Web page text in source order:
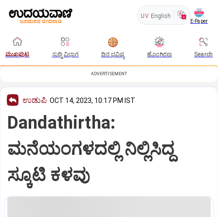
UV English
E-Paper
ಮುಖಪುಟ ಸುದ್ದಿ ವಿಭಾಗ ದಿನ ಭವಿಷ್ಯ ಹೊಂಗಿರಣ Search
ADVERTISEMENT
ಉಡುಪಿ OCT 14, 2023, 10:17 PM IST
Dandathirtha:
ಮನೆಯಂಗಳದಲ್ಲಿ ನಿಲ್ಲಿಸಿದ್ದ
ಸ್ಕೂಟಿ ಕಳವು